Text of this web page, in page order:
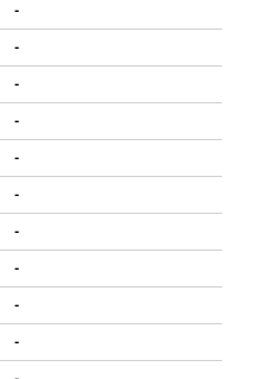
-
-
-
-
-
-
-
-
-
-